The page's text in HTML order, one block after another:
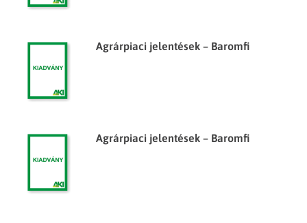
Agrárpiaci jelentések – Baromfi
Agrárpiaci jelentések – Baromfi